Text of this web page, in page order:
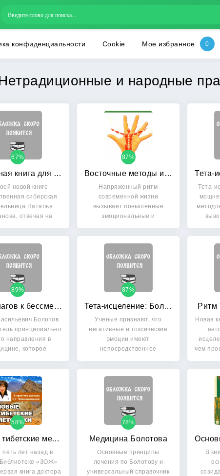
конфиденциальности Cookie Мое избранное
и народные
Защитная книга для пожилых людей: Советы и рецепты
67%
новой книге
сибирская
Наталья
отвечая на
Восточные методы исцеления: Практическое пособие
87%
Напряженный ритм
современной жизни
вызывает повышенные
эмоциональные и
Тета-
Пять шагов к бессмертию
89%
Болотов
принципиально
направления в
которое
Тета-исцеление: Болезни и расстройства от А до Я
87%
Ученые признают, что
негативные и токсические
эмоции имеют
непосредственное
Ритм
Новая
чем
Новые тибетские методики
58%
пять лет назад в
«ЗОЖ»
книга доктора
Медицина Болотова
78%
Основные принципы
лечения по Болотову и
универсальный справочник
В